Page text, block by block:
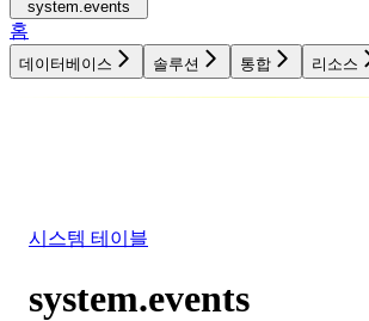
system.events
홈
데이터베이스 솔루션 통합 리소스
시스템 테이블
system.events